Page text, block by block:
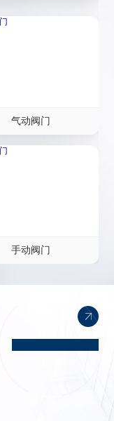
气动阀门
手动阀门